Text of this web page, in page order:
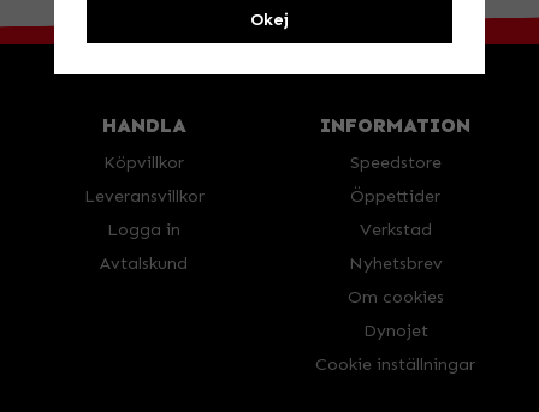
HANDLA
Köpvillkor
Leveransvillkor
Logga in
Avtalskund
INFORMATION
Speedstore
Öppettider
Verkstad
Nyhetsbrev
Om cookies
Dynojet
Cookie inställningar
Okej